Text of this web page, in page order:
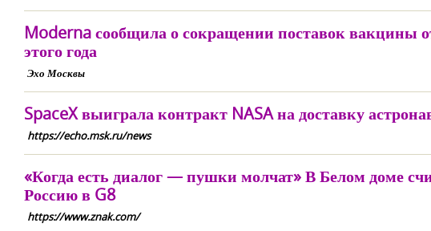
Moderna сообщила о сокращении поставок вакцины
этого года
Эхо Москвы
SpaceX выиграла контракт NASA на доставку
https://echo.msk.ru/news
«Когда есть диалог — пушки молчат» В Белом доме
Россию в G8
https://www.znak.com/